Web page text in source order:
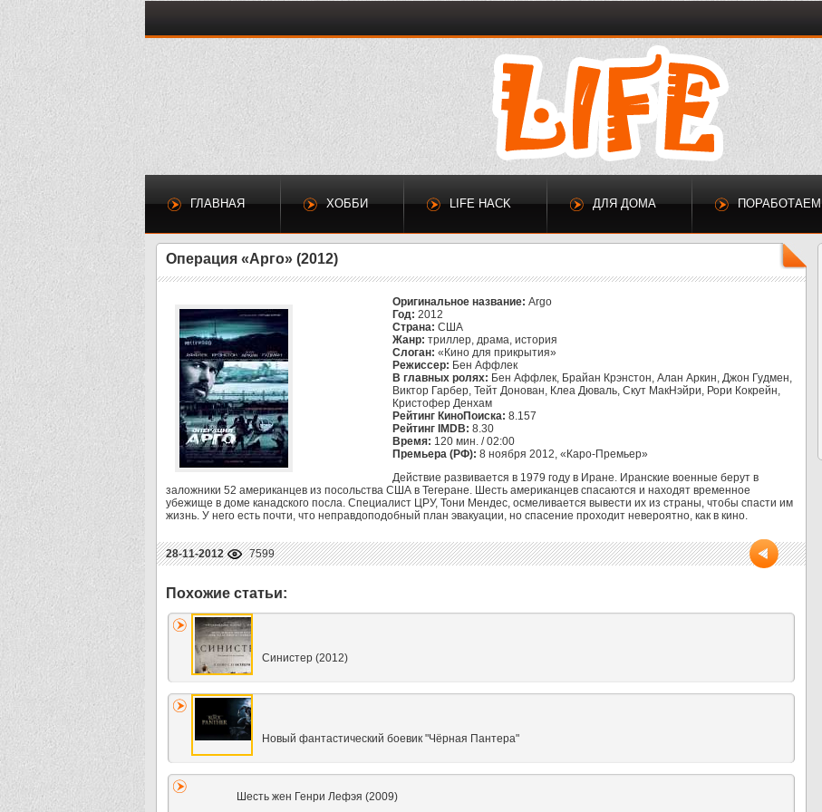
ГЛАВНАЯ ХОББИ LIFE HACK ДЛЯ ДОМА ПОРАБОТАЕМ
Операция «Арго» (2012)
Оригинальное название: Argo
Год: 2012
Страна: США
Жанр: триллер, драма, история
Слоган: «Кино для прикрытия»
Режиссер: Бен Аффлек
В главных ролях: Бен Аффлек, Брайан Крэнстон, Алан Аркин, Джон Гудмен,
Виктор Гарбер, Тейт Донован, Клеа Дюваль, Скут МакНэйри, Рори Кокрейн,
Кристофер Денхам
Рейтинг КиноПоиска: 8.157
Рейтинг IMDB: 8.30
Время: 120 мин. / 02:00
Премьера (РФ): 8 ноября 2012, «Каро-Премьер»
Действие развивается в 1979 году в Иране. Иранские военные берут в
заложники 52 американцев из посольства США в Тегеране. Шесть американцев спасаются и находят временное
убежище в доме канадского посла. Специалист ЦРУ, Тони Мендес, осмеливается вывести их из страны, чтобы спасти им
жизнь. У него есть почти, что неправдоподобный план эвакуации, но спасение проходит невероятно, как в кино.
28-11-2012 7599
Синистер (2012)
Новый фантастический боевик "Чёрная Пантера"
Шесть жен Генри Лефэя (2009)